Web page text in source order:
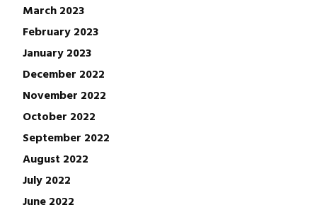
March 2023
February 2023
January 2023
December 2022
November 2022
October 2022
September 2022
August 2022
July 2022
June 2022